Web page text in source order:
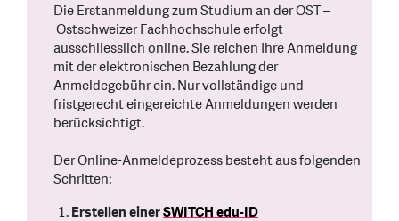
Die Erstanmeldung zum Studium an der OST –
Ostschweizer Fachhochschule erfolgt
ausschliesslich online. Sie reichen Ihre Anmeldung
mit der elektronischen Bezahlung der
Anmeldegebühr ein. Nur vollständige und
fristgerecht eingereichte Anmeldungen werden
berücksichtigt.
Der Online-Anmeldeprozess besteht aus folgenden
Schritten:
Erstellen einerSWITCH edu-ID